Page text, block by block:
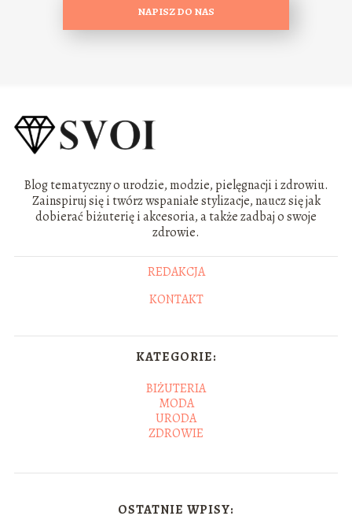
NAPISZ DO NAS
Blog tematyczny o urodzie, modzie, pielęgnacji i zdrowiu.
Zainspiruj się i twórz wspaniałe stylizacje, naucz się jak
dobierać biżuterię i akcesoria, a także zadbaj o swoje
zdrowie.
REDAKCJA
KONTAKT
KATEGORIE:
BIŻUTERIA
MODA
URODA
ZDROWIE
OSTATNIE WPISY: